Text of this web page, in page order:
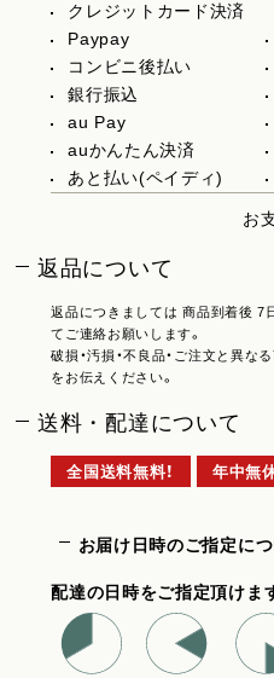
クレジットカード決済
Paypay
コンビニ後払い
銀行振込
au Pay
auかんたん決済
あと払い(ペイディ)
お
返品について
返品につきましては 商品到着後 7
てご連絡お願いします。
破損・汚損・不良品・ご注文と異な
をお伝えください。
送料・配達について
全国送料無料！ 年中無
お届け日時のご指定に
配達の日時をご指定頂けます